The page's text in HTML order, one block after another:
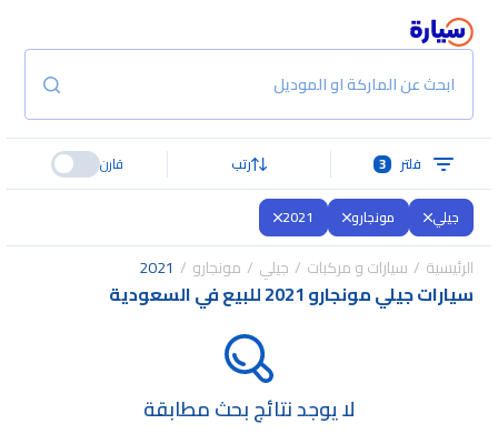
ابحث عن الماركة او الموديل
فلتر 3 رتب قارن
جيلي مونجارو 2021
الرئيسية سيارات و مركبات جيلي مونجارو 2021
سيارات جيلي مونجارو 2021 للبيع في السعودية
لا يوجد نتائج بحث مطابقة